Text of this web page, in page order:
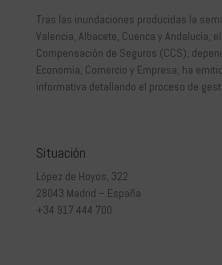
Tras las inundaciones producidas la
Valencia, Albacete, Cuenca y Andalucía,
Compensación de Seguros (CCS),
Economía, Comercio y Empresa, ha
informativa detallando el proceso de
Situación
López de Hoyos, 322
28043 Madrid – España
+34 917 444 700